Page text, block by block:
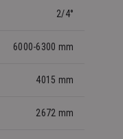
2/4°
6000-6300 mm
4015 mm
2672 mm